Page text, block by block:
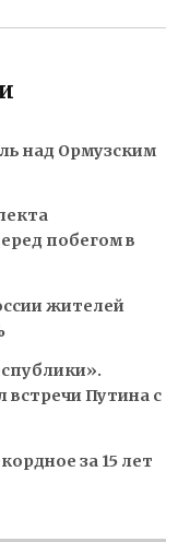
над Ормузским
побегом в
жителей
встречи Путина с
за 15 лет